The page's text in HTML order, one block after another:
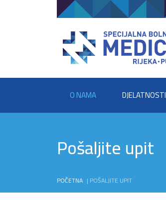
O NAMA DJELATNOSTI
Pošaljite upit
POČETNA | POŠALJITE UPIT